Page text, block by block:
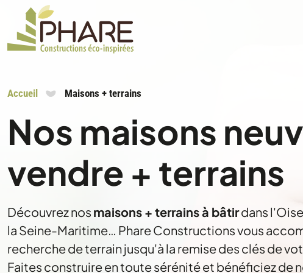
Accueil Maisons + terrains
Nos maisons
vendre + terrains
Découvrez nos maisons + terrains à bâtirdans
la Seine-Maritime… Phare Constructions vous
recherche de terrain jusqu'à la remise des clés de
Faites construire en toute sérénité et bénéficiez de